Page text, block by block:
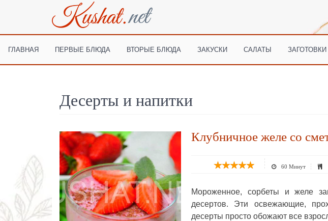
ГЛАВНАЯ ПЕРВЫЕ БЛЮДА ВТОРЫЕ БЛЮДА ЗАКУСКИ САЛАТЫ
Десерты и напитки
Клубничное желе со
60 Минут
Мороженное, сорбеты и желе
десертов. Эти освежающие,
десерты просто обожают все